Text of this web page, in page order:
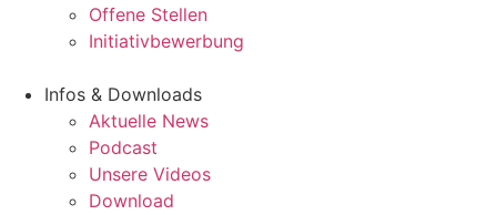
Offene Stellen
Initiativbewerbung
Infos & Downloads
Aktuelle News
Podcast
Unsere Videos
Download